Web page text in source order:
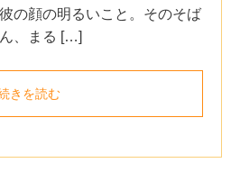
の顔の明るいこと。そのそば
、まる […]
きを読む